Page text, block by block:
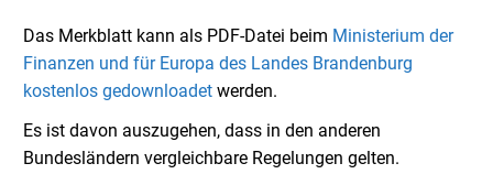
Das Merkblatt kann als PDF-Datei beim Ministerium der
Finanzen und für Europa des Landes Brandenburg
kostenlos gedownloadet werden.
Es ist davon auszugehen, dass in den anderen
Bundesländern vergleichbare Regelungen gelten.